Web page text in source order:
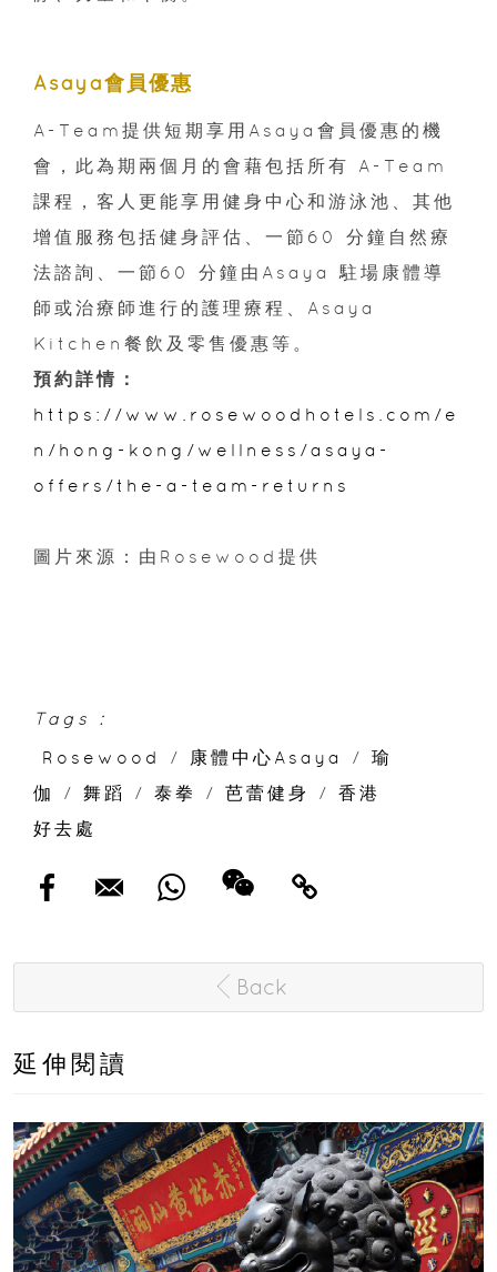
Asaya會員優惠
A-Team提供短期享用Asaya會員優惠的機
會，此為期兩個月的會藉包括所有 A-Team
課程，客人更能享用健身中心和游泳池、其他
增值服務包括健身評估、一節60 分鐘自然療
法諮詢、一節60 分鐘由Asaya 駐場康體導
師或治療師進行的護理療程、Asaya
Kitchen餐飲及零售優惠等。
預約詳情：
https://www.rosewoodhotels.com/e
n/hong-kong/wellness/asaya-
offers/the-a-team-returns
圖片來源：由Rosewood提供
Tags :
Rosewood
/ 康體中心Asaya /
瑜
伽
/ 舞蹈 / 泰拳 / 芭蕾健身 /
香港
好去處
Back
延伸閱讀